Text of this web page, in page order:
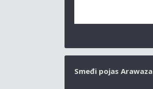
Smeđi pojas Arawaza